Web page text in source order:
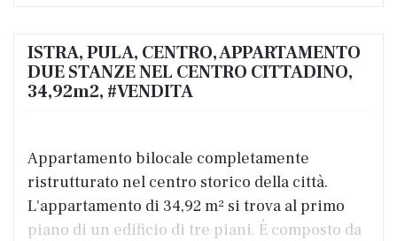
ISTRA, PULA, CENTRO, APPARTAMENTO
DUE STANZE NEL CENTRO CITTADINO,
34,92m2, #VENDITA
Appartamento bilocale completamente
ristrutturato nel centro storico della città.
L'appartamento di 34,92 m² si trova al primo
piano di un edificio di tre piani. È composto da